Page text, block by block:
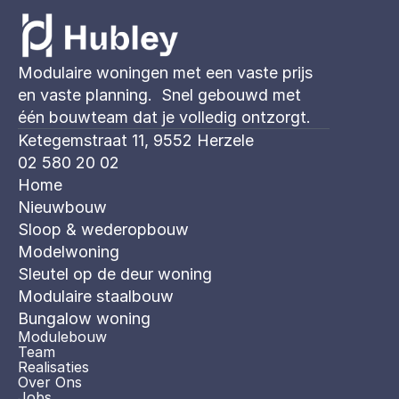
Modulaire woningen met een vaste prijs
en vaste planning.  Snel gebouwd met
één bouwteam dat je volledig ontzorgt.
Ketegemstraat 11, 9552 Herzele
02 580 20 02
Home
Nieuwbouw
Sloop & wederopbouw
Modelwoning
Sleutel op de deur woning
Modulaire staalbouw
Bungalow woning
Modulebouw
Team
Realisaties
Over Ons